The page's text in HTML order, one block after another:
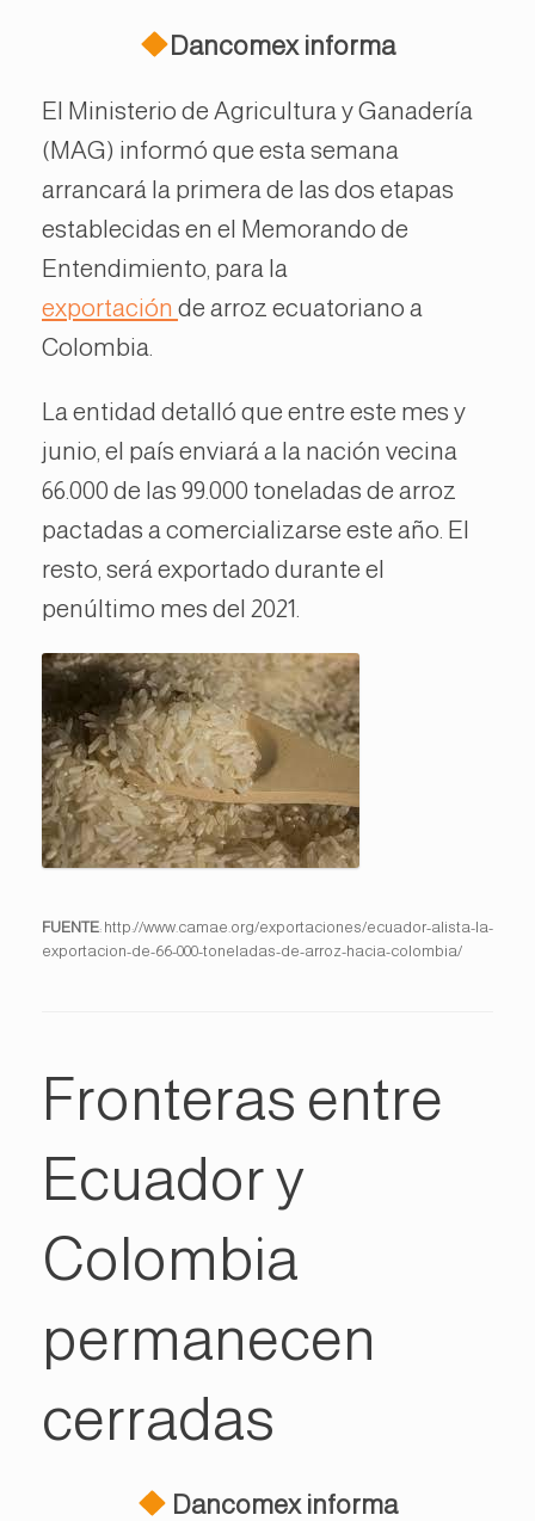
Dancomex informa
El Ministerio de Agricultura y Ganadería
(MAG) informó que esta semana
arrancará la primera de las dos etapas
establecidas en el Memorando de
Entendimiento, para la
exportación de arroz ecuatoriano a
Colombia.
La entidad detalló que entre este mes y
junio, el país enviará a la nación vecina
66.000 de las 99.000 toneladas de arroz
pactadas a comercializarse este año. El
resto, será exportado durante el
penúltimo mes del 2021.
FUENTE: http://www.camae.org/exportaciones/ecuador-alista-la-
exportacion-de-66-000-toneladas-de-arroz-hacia-colombia/
Fronteras entre
Ecuador y
Colombia
permanecen
cerradas
Dancomex informa